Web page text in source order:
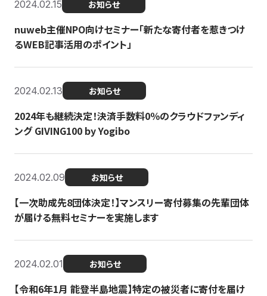
2024.02.15 お知らせ
nuweb主催NPO向けセミナー「新たな寄付者を惹きつけ
るWEB記事活用のポイント」
2024.02.13 お知らせ
2024年も継続決定！決済手数料0％のクラウドファンディ
ング GIVING100 by Yogibo
2024.02.09 お知らせ
【一次助成先8団体決定！】マンスリー寄付募集の先輩団体
が届ける無料セミナーを実施します
2024.02.01 お知らせ
【令和6年1月 能登半島地震】特定の被災者に寄付を届け